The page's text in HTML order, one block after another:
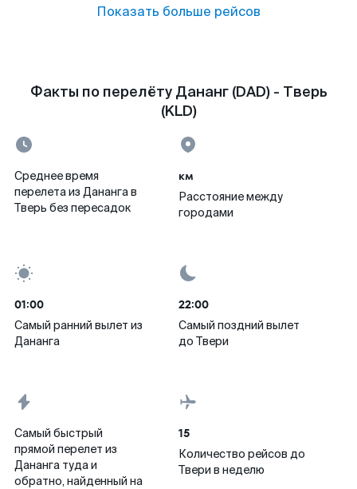
Показать больше рейсов
Факты по перелёту Дананг (DAD) - Тверь
(KLD)
Среднее время
перелета из Дананга в
Тверь без пересадок
км
Расстояние между
городами
01:00
Самый ранний вылет из
Дананга
22:00
Самый поздний вылет
до Твери
Самый быстрый
прямой перелет из
Дананга туда и
обратно, найденный на
15
Количество рейсов до
Твери в неделю